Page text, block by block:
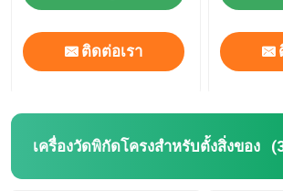
ติดต่อเรา
เครื่องวัดพิกัดโครงสำหรับตั้งสิ่งของ